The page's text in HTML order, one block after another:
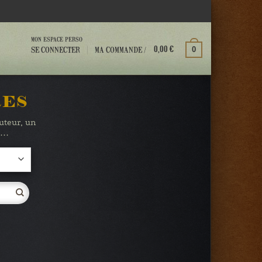
MON ESPACE PERSO
SE CONNECTER MA COMMANDE / 0,00€ 0
un